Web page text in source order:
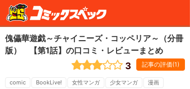
傀儡華遊戯～チャイニーズ・コッペリア～（分冊
版） 【第1話】の口コミ・レビューまとめ
3 記事の評価(1)
comic BookLive! 女性マンガ 少女マンガ
漫画